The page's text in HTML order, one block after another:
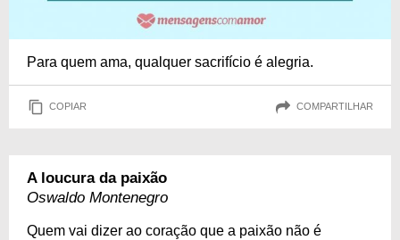
Para quem ama, qualquer sacrifício é alegria.
COPIAR COMPARTILHAR
A loucura da paixão
Oswaldo Montenegro
Quem vai dizer ao coração que a paixão não é